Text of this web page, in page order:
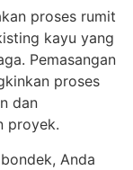
proses rumit
kayu yang
Pemasangan
proses
dan
proyek.
Anda